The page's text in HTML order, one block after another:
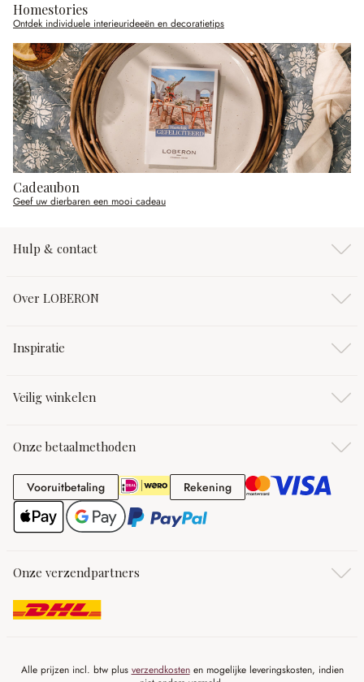
Homestories
Ontdek individuele interieurideeën en decoratietips
Cadeaubon
Geef uw dierbaren een mooi cadeau
Hulp & contact
Over LOBERON
Inspiratie
Veilig winkelen
Onze betaalmethoden
VooruitbetalingVooruitbetaling RekeningRekening
Onze verzendpartners
Alle prijzen incl. btw plus verzendkostenen mogelijke leveringskosten, indien